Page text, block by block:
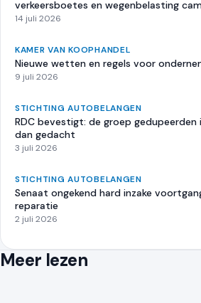
verkeersboetes en wegenbelasting
14 juli 2026
KAMER VAN KOOPHANDEL
Nieuwe wetten en regels voor
9 juli 2026
STICHTING AUTOBELANGEN
RDC bevestigt: de groep
dan gedacht
3 juli 2026
STICHTING AUTOBELANGEN
Senaat ongekend hard inzake
reparatie
2 juli 2026
Meer lezen